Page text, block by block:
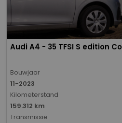
Audi A4 - 35 TFSI S edition
Bouwjaar
11-2023
Kilometerstand
159.312 km
Transmissie